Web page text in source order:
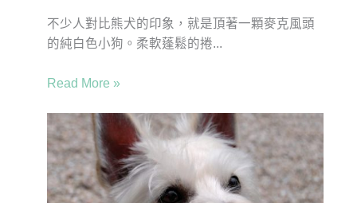
不少人對比熊犬的印象，就是頂著一顆麥克風頭
的純白色小狗。柔軟蓬鬆的捲...
Read More »